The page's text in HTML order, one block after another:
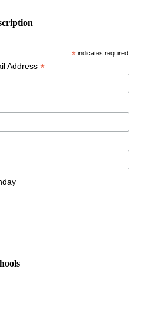
* indicates required
Address *